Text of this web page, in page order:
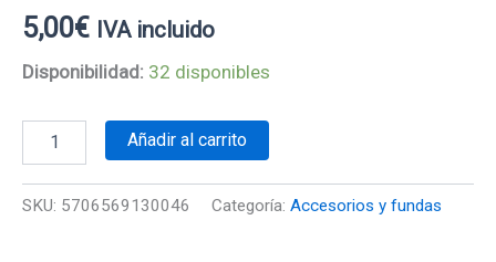
5,00€ IVA incluido
Disponibilidad: 32 disponibles
Añadir al carrito
SKU: 5706569130046 Categoría: Accesorios y fundas